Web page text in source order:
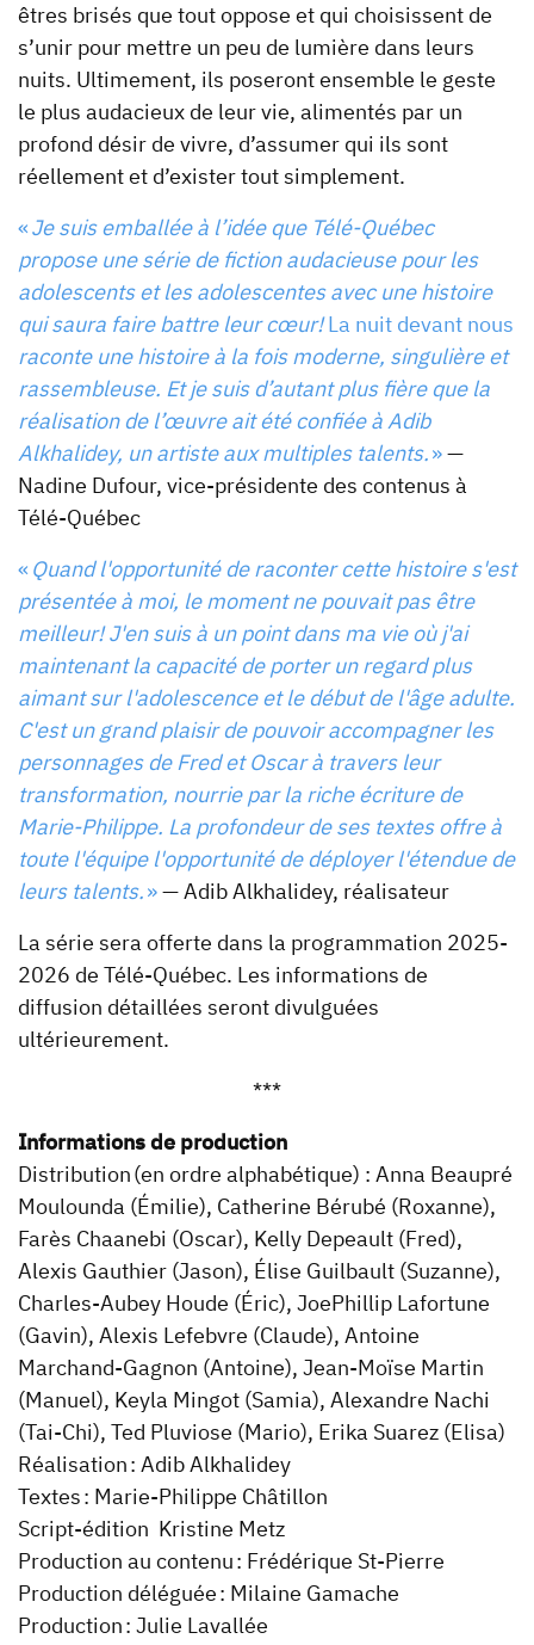
êtres brisés que tout oppose et qui choisissent de
s’unir pour mettre un peu de lumière dans leurs
nuits. Ultimement, ils poseront ensemble le geste
le plus audacieux de leur vie, alimentés par un
profond désir de vivre, d’assumer qui ils sont
réellement et d’exister tout simplement.
«Je suis emballée à l’idée que Télé-Québec
propose une série de fiction audacieuse pour les
adolescents et les adolescentes avec une histoire
qui saura faire battre leur cœur!La nuit devant nous
raconte une histoire à la fois moderne, singulière et
rassembleuse. Et je suis d’autant plus fière que la
réalisation de l’œuvre ait été confiée à Adib
Alkhalidey, un artiste aux multiples talents.»—
Nadine Dufour, vice-présidente des contenus à
Télé-Québec
«Quand l'opportunité de raconter cette histoire s'est
présentée à moi, le moment ne pouvait pas être
meilleur! J'en suis à un point dans ma vie où j'ai
maintenant la capacité de porter un regard plus
aimant sur l'adolescence et le début de l'âge adulte.
C'est un grand plaisir de pouvoir accompagner les
personnages de Fred et Oscar à travers leur
transformation, nourrie par la riche écriture de
Marie-Philippe. La profondeur de ses textes offre à
toute l'équipe l'opportunité de déployer l'étendue de
leurs talents.»— Adib Alkhalidey, réalisateur
La série sera offerte dans la programmation 2025-
2026 de Télé-Québec. Les informations de
diffusion détaillées seront divulguées
ultérieurement.
***
Informations de production
Distribution (en ordre alphabétique) : Anna Beaupré
Moulounda (Émilie), Catherine Bérubé (Roxanne),
Farès Chaanebi (Oscar), Kelly Depeault (Fred),
Alexis Gauthier (Jason), Élise Guilbault (Suzanne),
Charles-Aubey Houde (Éric), JoePhillip Lafortune
(Gavin), Alexis Lefebvre (Claude), Antoine
Marchand-Gagnon (Antoine), Jean-Moïse Martin
(Manuel), Keyla Mingot (Samia), Alexandre Nachi
(Tai-Chi), Ted Pluviose (Mario), Erika Suarez (Elisa)
Réalisation : Adib Alkhalidey
Textes : Marie-Philippe Châtillon
Script-édition Kristine Metz
Production au contenu : Frédérique St-Pierre
Production déléguée : Milaine Gamache
Production : Julie Lavallée